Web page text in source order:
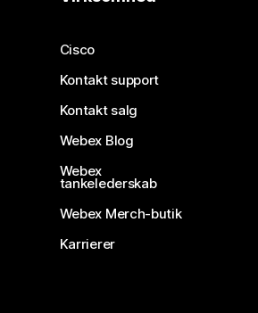
Cisco
Kontakt support
Kontakt salg
Webex Blog
Webex
tankelederskab
Webex Merch-butik
Karrierer